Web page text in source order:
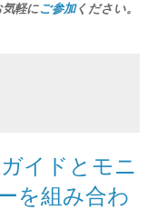
軽にご参加ください。
イドとモニ
を組み合わ